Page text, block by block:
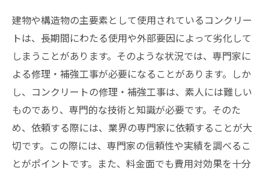
建物や構造物の主要素として使用されているコンクリー
トは、長期間にわたる使用や外部要因によって劣化して
しまうことがあります。そのような状況では、専門家に
よる修理・補強工事が必要になることがあります。しか
し、コンクリートの修理・補強工事は、素人には難しい
ものであり、専門的な技術と知識が必要です。そのた
め、依頼する際には、業界の専門家に依頼することが大
切です。この際には、専門家の信頼性や実績を調べるこ
とがポイントです。また、料金面でも費用対効果を十分